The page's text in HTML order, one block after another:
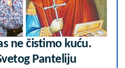
ne čistimo kuću.
Panteliju